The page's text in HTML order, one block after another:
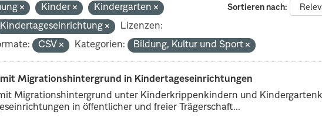
Sortieren nach
Kinder
Kindergarten
Kindertageseinrichtung
Lizenzen:
CSV Kategorien: Bildung, Kultur und Sport
Migrationshintergrund in Kindertageseinrichtungen
Migrationshintergrund unter Kinderkrippenkindern und
in öffentlicher und freier Trägerschaft...